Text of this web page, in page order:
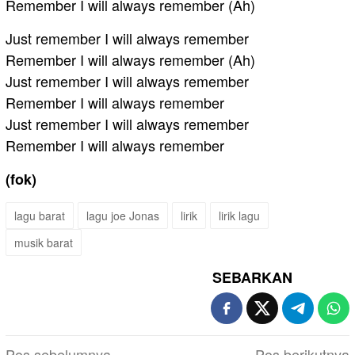
Remember I will always remember (Ah)
Just remember I will always remember
Remember I will always remember (Ah)
Just remember I will always remember
Remember I will always remember
Just remember I will always remember
Remember I will always remember
(fok)
lagu barat lagu joe Jonas lirik
lirik lagu
musik barat
SEBARKAN